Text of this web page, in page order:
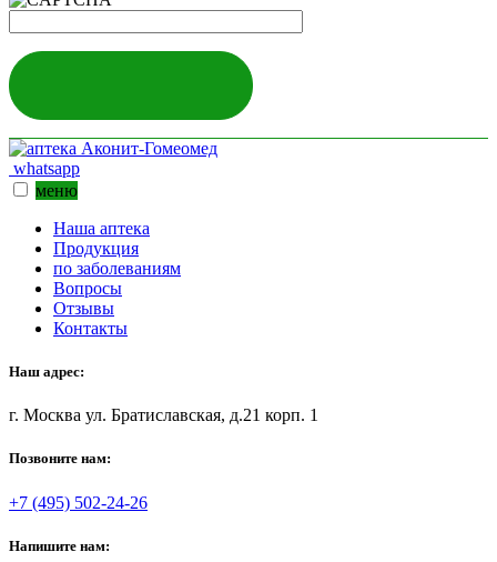
whatsapp
меню
Наша аптека
Продукция
по заболеваниям
Вопросы
Отзывы
Контакты
Наш адрес:
г. Москва ул. Братиславская, д.21 корп. 1
Позвоните нам:
+7 (495) 502-24-26
Напишите нам: